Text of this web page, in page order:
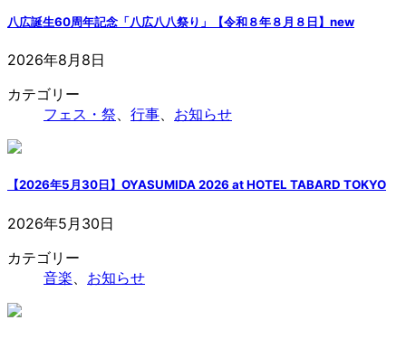
八広誕生60周年記念「八広八八祭り」【令和８年８月８日】 new
2026年8月8日
カテゴリー
フェス・祭、 行事、 お知らせ
【2026年5月30日】OYASUMIDA 2026 at HOTEL TABARD TOKYO
2026年5月30日
カテゴリー
音楽
お知らせ